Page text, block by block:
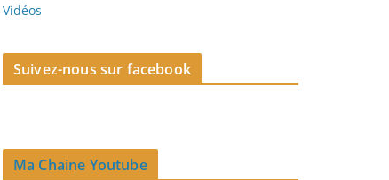
Vidéos
Suivez-nous sur facebook
Ma Chaine Youtube